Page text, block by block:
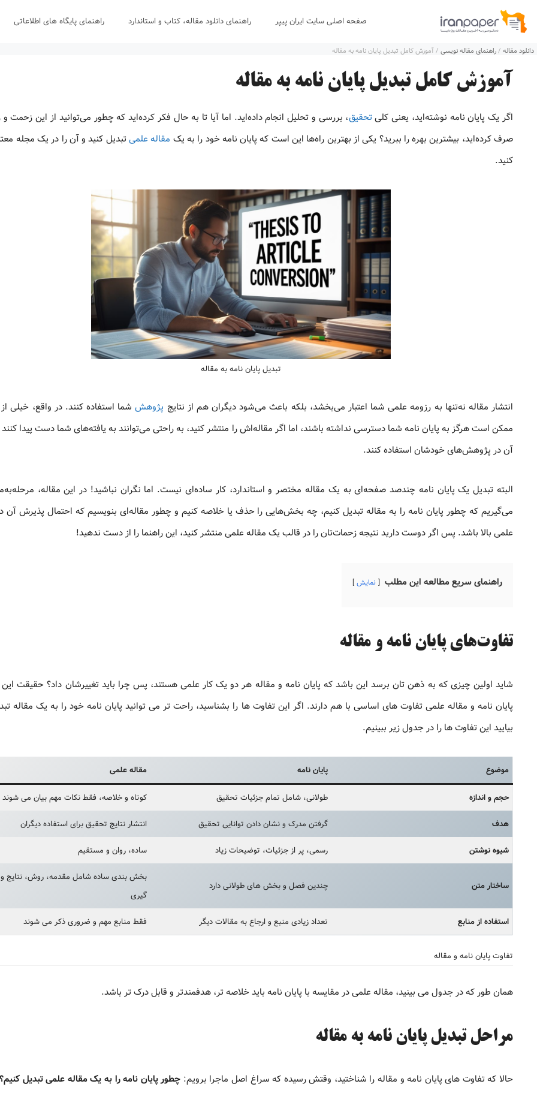
پرش
محتوا
صفحه اصلی سایت ایران پیپر راهنمای دانلود مقاله، کتاب و استاندارد راهنمای پایگاه های اطلاعاتی
دانلود مقاله /راهنمای مقاله نویسی /آموزش کامل تبدیل پایان‌ نامه به مقاله
آموزش کامل تبدیل پایان‌ نامه به مقاله
اگر یک پایان نامه نوشته‌اید، یعنی کلیتحقیق، بررسی و تحلیل انجام داده‌اید. اما آیا تا به حال فکر کرده‌اید که چطور می‌توانید از این زحمت و
صرف کرده‌اید، بیشترین بهره را ببرید؟ یکی از بهترین راه‌ها این است که پایان نامه خود را به یک مقاله علمیتبدیل کنید و آن را در یک مجله
کنید.
تبدیل پایان نامه به مقاله
انتشار مقاله نه‌تنها به رزومه علمی شما اعتبار می‌بخشد، بلکه باعث می‌شود دیگران هم از نتایج پژوهششما استفاده کنند. در واقع، خیلی
ممکن است هرگز به پایان نامه شما دسترسی نداشته باشند، اما اگر مقاله‌اش را منتشر کنید، به راحتی می‌توانند به یافته‌های شما دست پیدا
آن در پژوهش‌های خودشان استفاده کنند.
البته تبدیل یک پایان نامه چندصد صفحه‌ای به یک مقاله مختصر و استاندارد، کار ساده‌ای نیست. اما نگران نباشید! در این مقاله،
می‌گیریم که چطور پایان نامه را به مقاله تبدیل کنیم، چه بخش‌هایی را حذف یا خلاصه کنیم و چطور مقاله‌ای بنویسیم که احتمال پذیرش آن
علمی بالا باشد. پس اگر دوست دارید نتیجه زحمات‌تان را در قالب یک مقاله علمی منتشر کنید، این راهنما را از دست ندهید!
راهنمای سریع مطالعه این مطلب نمایش
تفاوت‌های پایان نامه و مقاله
شاید اولین چیزی که به ذهن تان برسد این باشد که پایان نامه و مقاله هر دو یک کار علمی هستند، پس چرا باید تغییرشان داد؟ حقیقت
پایان نامه و مقاله علمی تفاوت های اساسی با هم دارند. اگر این تفاوت ها را بشناسید، راحت تر می توانید پایان نامه خود را به یک مقاله
بیایید این تفاوت ها را در جدول زیر ببینیم.
موضوع پایان نامه مقاله علمی
حجم و اندازه طولانی، شامل تمام جزئیات تحقیق کوتاه و خلاصه، فقط نکات مهم بیان می شوند
هدف گرفتن مدرک و نشان دادن توانایی تحقیق انتشار نتایج تحقیق برای استفاده دیگران
شیوه نوشتن رسمی، پر از جزئیات، توضیحات زیاد ساده، روان و مستقیم
ساختار متن چندین فصل و بخش های طولانی دارد
بخش بندی ساده شامل مقدمه، روش، نتایج و
گیری
استفاده از منابع تعداد زیادی منبع و ارجاع به مقالات دیگر فقط منابع مهم و ضروری ذکر می شوند
تفاوت پایان نامه و مقاله
همان طور که در جدول می بینید، مقاله علمی در مقایسه با پایان نامه باید خلاصه تر، هدفمندتر و قابل درک تر باشد.
مراحل تبدیل پایان نامه به مقاله
حالا که تفاوت های پایان نامه و مقاله را شناختید، وقتش رسیده که سراغ اصل ماجرا برویم: چطور پایان نامه را به یک مقاله علمی تبدیل کنیم؟